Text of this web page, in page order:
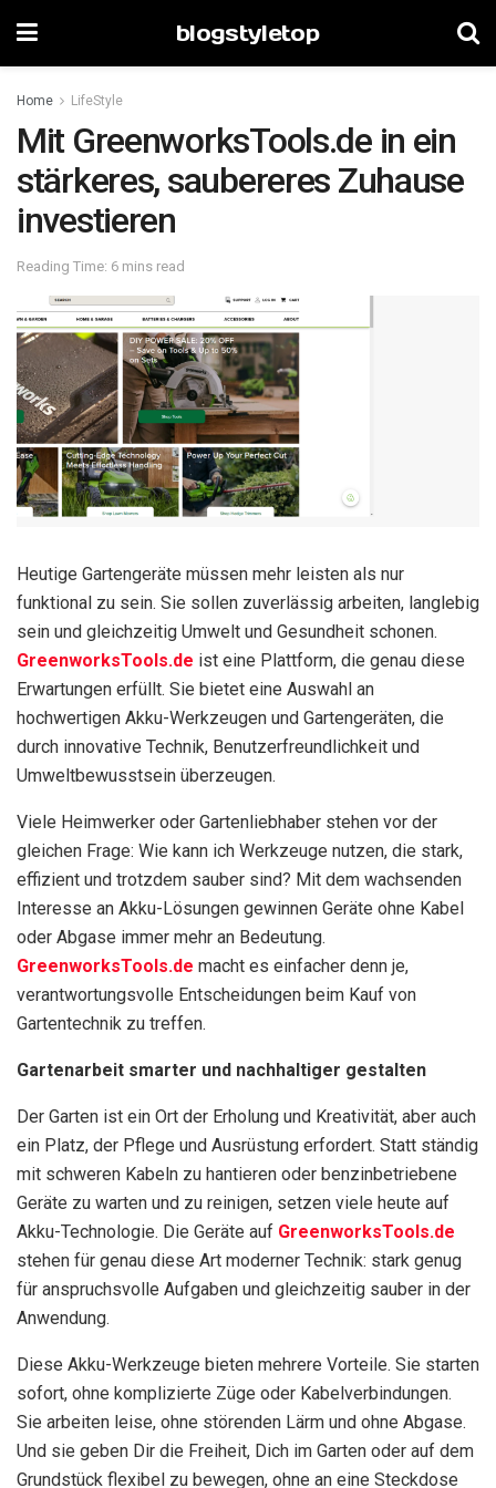
blogstyletop
Home LifeStyle
Mit GreenworksTools.de in ein
stärkeres, saubereres Zuhause
investieren
Reading Time: 6 mins read
Heutige Gartengeräte müssen mehr leisten als nur
funktional zu sein. Sie sollen zuverlässig arbeiten, langlebig
sein und gleichzeitig Umwelt und Gesundheit schonen.
GreenworksTools.de ist eine Plattform, die genau diese
Erwartungen erfüllt. Sie bietet eine Auswahl an
hochwertigen Akku-Werkzeugen und Gartengeräten, die
durch innovative Technik, Benutzerfreundlichkeit und
Umweltbewusstsein überzeugen.
Viele Heimwerker oder Gartenliebhaber stehen vor der
gleichen Frage: Wie kann ich Werkzeuge nutzen, die stark,
effizient und trotzdem sauber sind? Mit dem wachsenden
Interesse an Akku-Lösungen gewinnen Geräte ohne Kabel
oder Abgase immer mehr an Bedeutung.
GreenworksTools.de macht es einfacher denn je,
verantwortungsvolle Entscheidungen beim Kauf von
Gartentechnik zu treffen.
Gartenarbeit smarter und nachhaltiger gestalten
Der Garten ist ein Ort der Erholung und Kreativität, aber auch
ein Platz, der Pflege und Ausrüstung erfordert. Statt ständig
mit schweren Kabeln zu hantieren oder benzinbetriebene
Geräte zu warten und zu reinigen, setzen viele heute auf
Akku-Technologie. Die Geräte auf GreenworksTools.de
stehen für genau diese Art moderner Technik: stark genug
für anspruchsvolle Aufgaben und gleichzeitig sauber in der
Anwendung.
Diese Akku-Werkzeuge bieten mehrere Vorteile. Sie starten
sofort, ohne komplizierte Züge oder Kabelverbindungen.
Sie arbeiten leise, ohne störenden Lärm und ohne Abgase.
Und sie geben Dir die Freiheit, Dich im Garten oder auf dem
Grundstück flexibel zu bewegen, ohne an eine Steckdose